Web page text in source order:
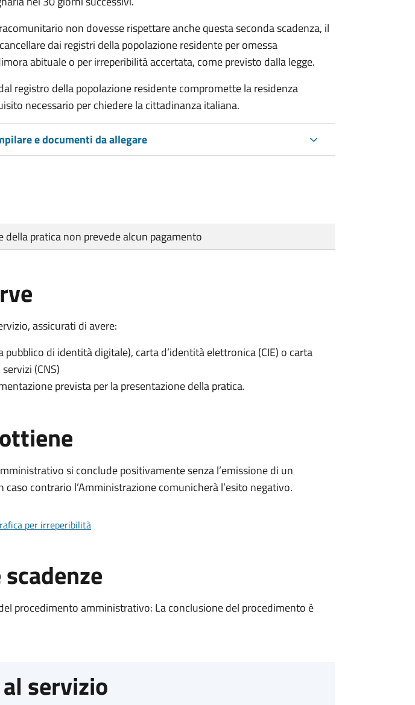
non dovesse rispettare anche questa seconda scadenza, il
dai registri della popolazione residente per omessa
abituale o per irreperibilità accertata, come previsto dalla legge.
registro della popolazione residente compromette la residenza
necessario per chiedere la cittadinanza italiana.
e documenti da allegare
della pratica non prevede alcun pagamento
assicurati di avere:
pubblico di identità digitale), carta d’identità elettronica (CIE) o carta
(CNS)
prevista per la presentazione della pratica.
si conclude positivamente senza l’emissione di un
caso contrario l’Amministrazione comunicherà l’esito negativo.
per irreperibilità
procedimento amministrativo: La conclusione del procedimento è
servizio